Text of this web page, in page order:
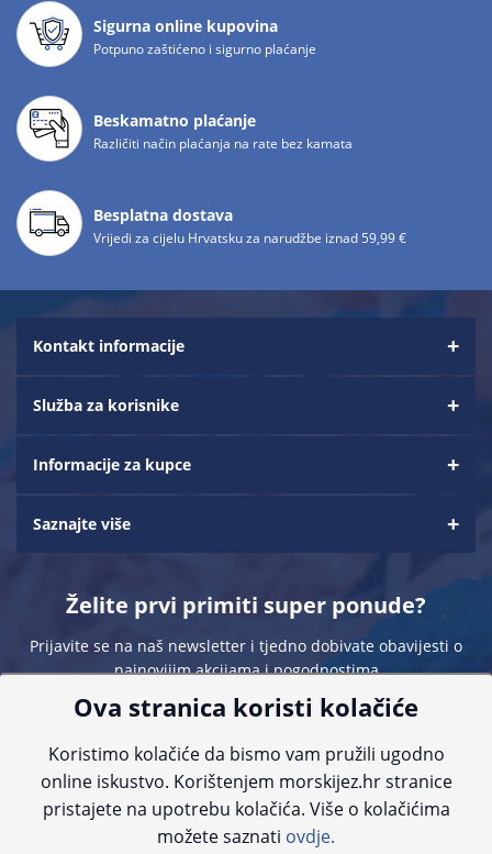
Sigurna online kupovina
Potpuno zaštićeno i sigurno plaćanje
Beskamatno plaćanje
Različiti način plaćanja na rate bez kamata
Besplatna dostava
Vrijedi za cijelu Hrvatsku za narudžbe iznad 59,99 €
Kontakt informacije
Služba za korisnike
Informacije za kupce
Saznajte više
Želite prvi primiti super ponude?
Prijavite se na naš newsletter i tjedno dobivate obavijesti o
najnovijim akcijama i pogodnostima
Sve navedene cijene sadrže PDV. Pokušavamo osigurati što preciznije
informacije, ali zbog tehnoloških ograničenja ne možemo garantirati potpunu
Ova stranica koristi kolačiće
Koristimo kolačiće da bismo vam pružili ugodno
online iskustvo. Korištenjem morskijez.hr stranice
pristajete na upotrebu kolačića. Više o kolačićima
možete saznati ovdje.